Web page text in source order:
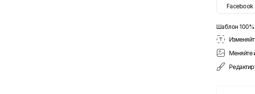
Facebook
Шаблон
Меняйте